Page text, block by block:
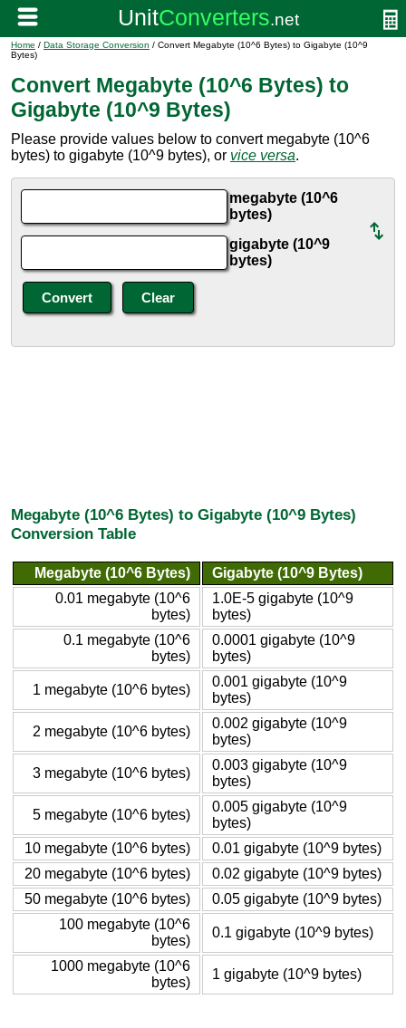
Home / Data Storage Conversion / Convert Megabyte (10^6 Bytes) to Gigabyte (10^9
Bytes)
Convert Megabyte (10^6 Bytes) to
Gigabyte (10^9 Bytes)
Please provide values below to convert megabyte (10^6
bytes) to gigabyte (10^9 bytes), or vice versa.
megabyte (10^6
bytes)
gigabyte (10^9
bytes)
Megabyte (10^6 Bytes) to Gigabyte (10^9 Bytes)
Conversion Table
Megabyte (10^6 Bytes)
Gigabyte (10^9 Bytes)
0.01 megabyte (10^6
bytes)
1.0E-5 gigabyte (10^9
bytes)
0.1 megabyte (10^6
bytes)
0.0001 gigabyte (10^9
bytes)
1 megabyte (10^6 bytes)
0.001 gigabyte (10^9
bytes)
2 megabyte (10^6 bytes)
0.002 gigabyte (10^9
bytes)
3 megabyte (10^6 bytes)
0.003 gigabyte (10^9
bytes)
5 megabyte (10^6 bytes)
0.005 gigabyte (10^9
bytes)
10 megabyte (10^6 bytes)
0.01 gigabyte (10^9 bytes)
20 megabyte (10^6 bytes)
0.02 gigabyte (10^9 bytes)
50 megabyte (10^6 bytes)
0.05 gigabyte (10^9 bytes)
100 megabyte (10^6
bytes)
0.1 gigabyte (10^9 bytes)
1000 megabyte (10^6
bytes)
1 gigabyte (10^9 bytes)